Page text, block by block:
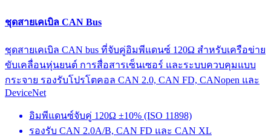
ชุดสายเคเบิล CAN Bus
ชุดสายเคเบิล CAN bus ที่จับคู่อิมพีแดนซ์ 120Ω สำหรับเครือข่าย
ขับเคลื่อนหุ่นยนต์ การสื่อสารเซ็นเซอร์ และระบบควบคุมแบบ
กระจาย รองรับโปรโตคอล CAN 2.0, CAN FD, CANopen และ
DeviceNet
อิมพีแดนซ์จับคู่ 120Ω ±10% (ISO 11898)
รองรับ CAN 2.0A/B, CAN FD และ CAN XL